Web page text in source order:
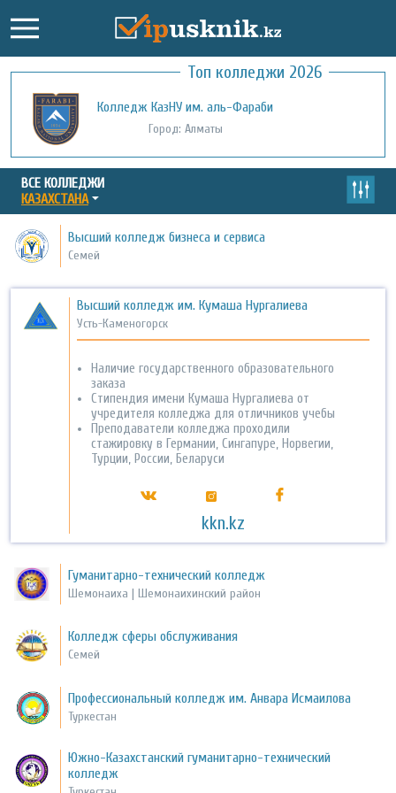
Топ колледжи 2026
Колледж КазНУ им. аль-Фараби
Город: Алматы
ВСЕ КОЛЛЕДЖИ
КАЗАХСТАНА
Высший колледж бизнеса и сервиса
Семей
Высший колледж им. Кумаша Нургалиева
Усть-Каменогорск
Наличие государственного образовательного
заказа
Cтипендия имени Кумаша Нургалиева от
учредителя колледжа для отличников учебы
Преподаватели колледжа проходили
стажировку в Германии, Сингапуре, Норвегии,
Турции, России, Беларуси
kkn.kz
Гуманитарно-технический колледж
Шемонаиха | Шемонаихинский район
Колледж сферы обслуживания
Семей
Профессиональный колледж им. Анвара Исмаилова
Туркестан
Южно-Казахстанский гуманитарно-технический
колледж